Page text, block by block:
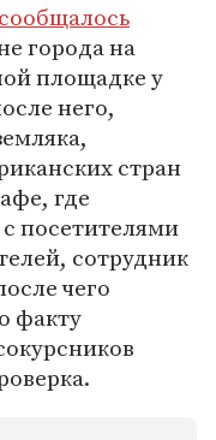
сообщалось
города на
площадке у
него,
стран
где
с посетителями
сотрудник
чего
факту